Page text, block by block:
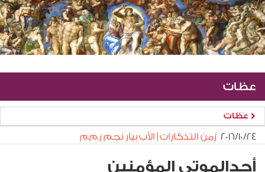
عظات
عظات
٢٤‏/١٠‏/٢٠١٦ زمن التذكارات | الأب بيار نجم ر.م.م
أحدالموتى المؤمنين